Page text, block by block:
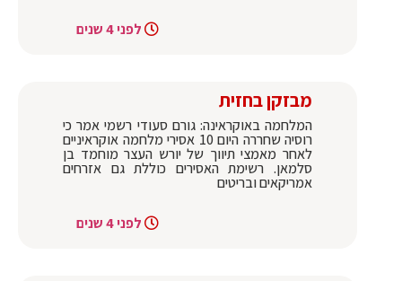
לפני 4 שנים
מבזקן בחזית
המלחמה באוקראינה: גורם סעודי רשמי אמר כי
רוסיה שחררה היום 10 אסירי מלחמה אוקראיניים
לאחר מאמצי תיווך של יורש העצר מוחמד בן
סלמאן. רשימת האסירים כוללת גם אזרחים
אמריקאים ובריטים
לפני 4 שנים